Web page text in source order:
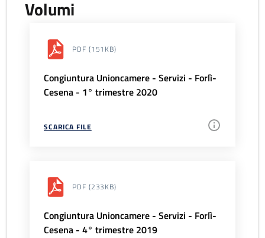
Volumi
PDF (151KB)
Congiuntura Unioncamere - Servizi - Forlì-
Cesena - 1° trimestre 2020
SCARICA FILE
PDF (233KB)
Congiuntura Unioncamere - Servizi - Forlì-
Cesena - 4° trimestre 2019